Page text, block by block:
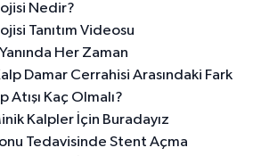
Nedir?
Tanıtım Videosu
Her Zaman
Damar Cerrahisi Arasındaki Fark
Kaç Olmalı?
Kalpler İçin Buradayız
Tedavisinde Stent Açma